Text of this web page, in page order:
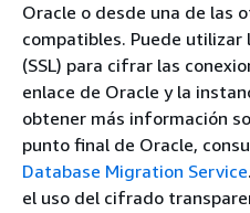
Oracle o desde una de las
compatibles. Puede utilizar
(SSL) para cifrar las
enlace de Oracle y la
obtener más información
punto final de Oracle,
Database Migration Service
el uso del cifrado